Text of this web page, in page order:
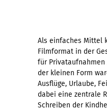
Als einfaches Mittel
Filmformat in der
für Privataufnahmen
der kleinen Form
Ausflüge, Urlaube,
dabei eine zentrale
Schreiben der